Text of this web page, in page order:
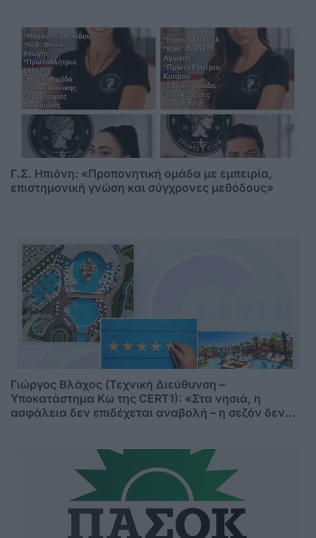
Γ.Σ. Ηπιόνη: «Προπονητική ομάδα με εμπειρία,
επιστημονική γνώση και σύγχρονες μεθόδους»
Γιώργος Βλάχος (Τεχνική Διεύθυνση –
Υποκατάστημα Κω της CERT1): «Στα νησιά, η
ασφάλεια δεν επιδέχεται αναβολή – η σεζόν δεν